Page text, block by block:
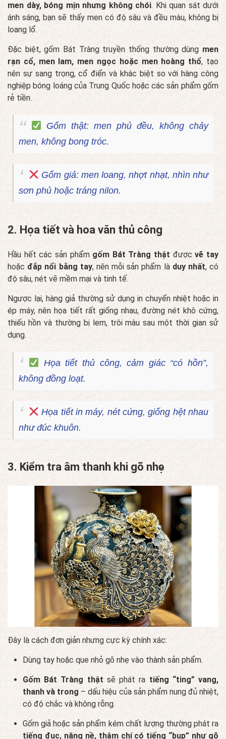
men dày, bóng mịn nhưng không chói. Khi quan sát dưới
ánh sáng, bạn sẽ thấy men có độ sâu và đều màu, không bị
loang lổ.
Đặc biệt, gốm Bát Tràng truyền thống thường dùng men
rạn cổ, men lam, men ngọc hoặc men hoàng thổ, tạo
nên sự sang trọng, cổ điển và khác biệt so với hàng công
nghiệp bóng loáng của Trung Quốc hoặc các sản phẩm gốm
rẻ tiền.
Gốm thật: men phủ đều, không chảy
men, không bong tróc.
Gốm giả: men loang, nhợt nhạt, nhìn như
sơn phủ hoặc tráng nilon.
2. Họa tiết và hoa văn thủ công
Hầu hết các sản phẩm gốm Bát Tràng thật đượcvẽ tay
hoặc đắp nổi bằng tay, nên mỗi sản phẩm là duy nhất, có
độ sâu, nét vẽ mềm mại và tinh tế.
Ngược lại, hàng giả thường sử dụng in chuyển nhiệt hoặc in
ép máy, nên họa tiết rất giống nhau, đường nét khô cứng,
thiếu hồn và thường bị lem, trôi màu sau một thời gian sử
dụng.
Họa tiết thủ công, cảm giác “có hồn”,
không đồng loạt.
Họa tiết in máy, nét cứng, giống hệt nhau
như đúc khuôn.
3. Kiểm tra âm thanh khi gõ nhẹ
Đây là cách đơn giản nhưng cực kỳ chính xác:
Dùng tay hoặc que nhỏ gõ nhẹ vào thành sản phẩm.
Gốm Bát Tràng thật sẽ phát ra tiếng “ting” vang,
thanh và trong – dấu hiệu của sản phẩm nung đủ nhiệt,
có độ chắc và không rỗng.
Gốm giả hoặc sản phẩm kém chất lượng thường phát ra
tiếng đục, nặng nề, thậm chí có tiếng “bụp” như gõ